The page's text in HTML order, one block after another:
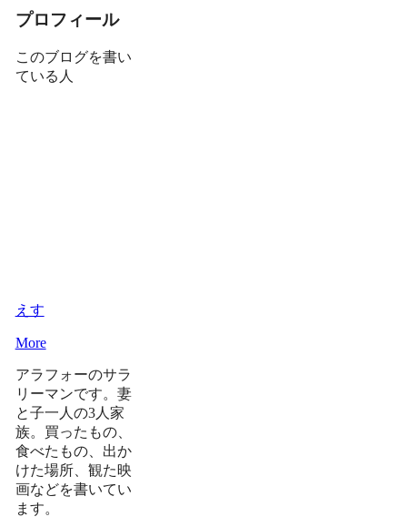
プロフィール
このブログを書い
ている人
えす
More
アラフォーのサラ
リーマンです。妻
と子一人の3人家
族。買ったもの、
食べたもの、出か
けた場所、観た映
画などを書いてい
ます。